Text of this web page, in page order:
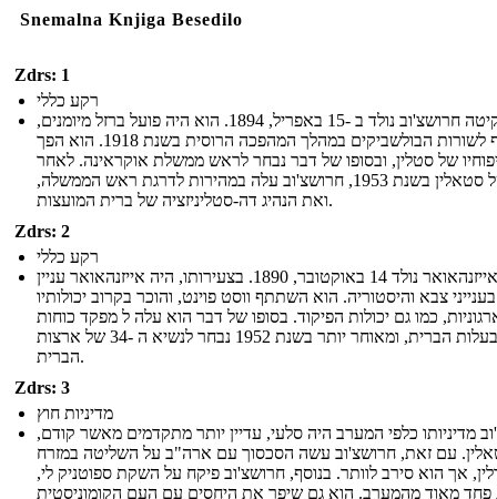
Snemalna Knjiga Besedilo
Zdrs: 1
רקע כללי
ניקיטה חרושצ'וב נולד ב -15 באפריל, 1894. הוא היה פועל ברזל מיומנים,
והצטרף לשורות הבולשביקים במהלך המהפכה הרוסית בשנת 1918. הוא הפך
של סטלין, ובסופו של דבר נבחר לראש ממשלת אוקראינה. לאחר
מותו של סטאלין בשנת 1953, חרושצ'וב עלה במהירות לדרגת ראש הממשלה,
ואת הנהיג דה-סטליניזציה של ברית המועצות.
Zdrs: 2
רקע כללי
דווייט אייזנהאואר נולד 14 באוקטובר, 1890. בצעירותו, היה אייזנהאואר עניין
צבא והיסטוריה. הוא השתתף ווסט פוינט, והוכר בקרוב יכולותיו
כמו גם יכולות הפיקוד. בסופו של דבר הוא עלה ל מפקד כוחות
בעלות הברית, ומאוחר יותר בשנת 1952 נבחר לנשיא ה -34 של ארצות
הברית.
Zdrs: 3
מדיניות חוץ
מדיניותו כלפי המערב היה סלעי, עדיין יותר מתקדמים מאשר קודם,
עם זאת, חרושצ'וב עשה הסכסוך עם ארה"ב על השליטה במזרח
אך הוא סירב לוותר. בנוסף, חרושצ'וב פיקח על השקת ספוטניק לי,
פחד מאוד מהמערב. הוא גם שיפר את היחסים עם העם הקומוניסטית